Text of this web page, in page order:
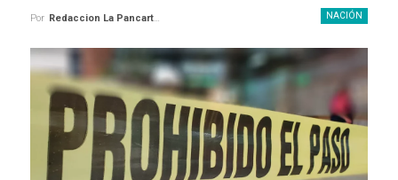
NACIÓN
Por Redaccion La Pancarta De Quintana Roo